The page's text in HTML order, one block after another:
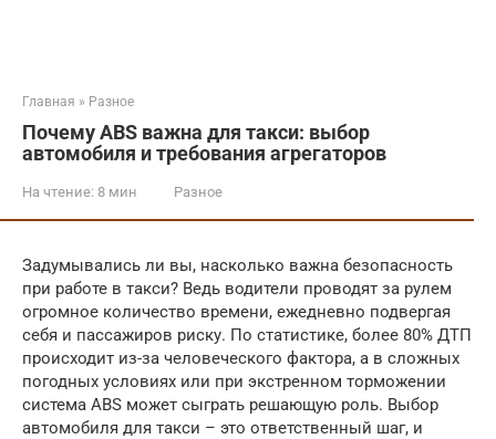
Главная » Разное
Почему ABS важна для такси: выбор
автомобиля и требования агрегаторов
На чтение: 8 мин Разное
Задумывались ли вы, насколько важна безопасность
при работе в такси? Ведь водители проводят за рулем
огромное количество времени, ежедневно подвергая
себя и пассажиров риску. По статистике, более 80% ДТП
происходит из-за человеческого фактора, а в сложных
погодных условиях или при экстренном торможении
система ABS может сыграть решающую роль. Выбор
автомобиля для такси – это ответственный шаг, и